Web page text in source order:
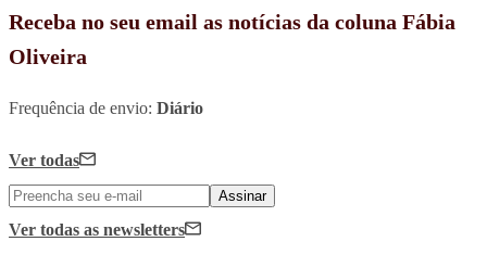
Receba no seu email as notícias da coluna Fábia
Oliveira
Frequência de envio: Diário
Ver todas
Assinar
Ver todas as newsletters